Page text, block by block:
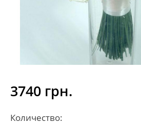
3740 грн.
Количество: